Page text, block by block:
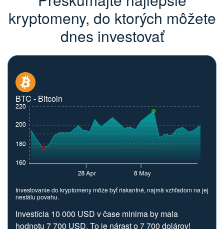
kryptomeny, do ktorých môžete
dnes investovať
BTC - Bitcoin
Investovanie do kryptomeny môže byť riskantné, najmä vzhľadom na jej
nestálu povahu.
Investícia 10 000 USD v čase minima by mala
hodnotu 7 700 USD. To je nárast o 7 700 dolárov!